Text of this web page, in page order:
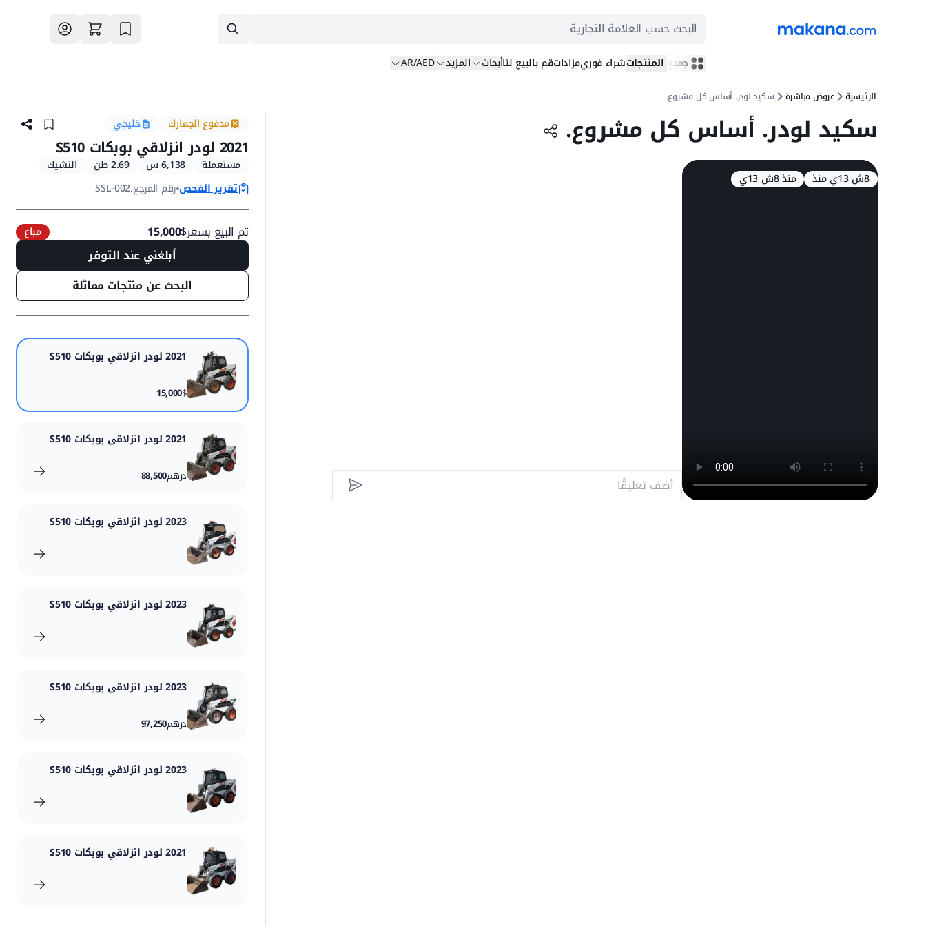
البحث حسب العلامة التجارية
جميع المنتجاتشراء فوريمزاداتقم بالبيع لناأبحاث المزيد AR/AED
الرئيسية عروض مباشرة سكيد لودر. أساس كل مشروع.
سكيد لودر. أساس كل مشروع.
8ش 13ي منذ منذ 8ش 13ي
مدفوع الجمارك خليجي
2021 لودر انزلاقي بوبكات S510
مستعملة 6,138 س 2.69 طن
التشيك
تقرير الفحصرقم المرجع.SSL-002
تم البيع بسعر$
15,000 مباع
أبلغني عند التوفر
البحث عن منتجات مماثلة
2021 لودر انزلاقي بوبكات S510
$
15,000
2021 لودر انزلاقي بوبكات S510
درهم88,500
2023 لودر انزلاقي بوبكات S510
2023 لودر انزلاقي بوبكات S510
2023 لودر انزلاقي بوبكات S510
درهم97,250
2023 لودر انزلاقي بوبكات S510
2021 لودر انزلاقي بوبكات S510